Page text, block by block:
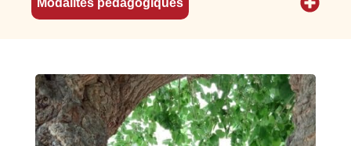
Consulter le programme détaillé